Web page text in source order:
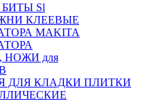
БИТЫ Sl
КЛЕЕВЫЕ
MAKITA
для
ДЛЯ КЛАДКИ ПЛИТКИ